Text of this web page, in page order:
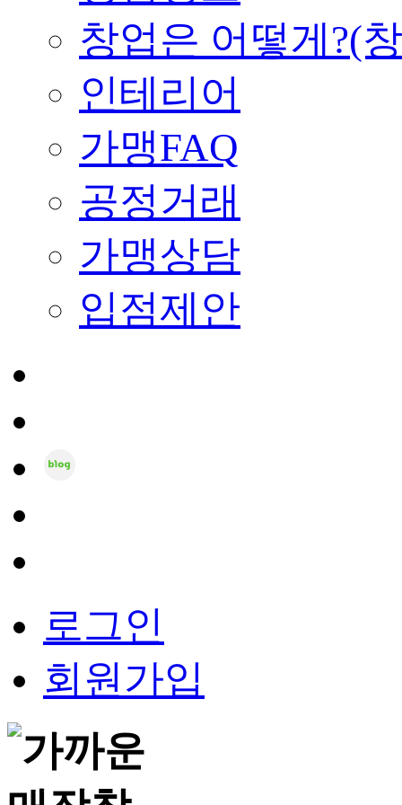
창업은 어떻게?(
인테리어
가맹FAQ
공정거래
가맹상담
입점제안
로그인
회원가입